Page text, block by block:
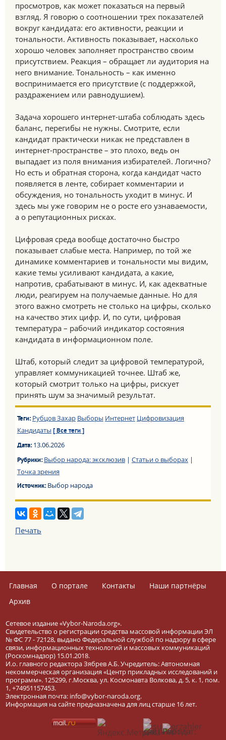
просмотров, как может показаться на первый
взгляд. Я говорю о соотношении трех показателей
вокруг кандидата: его активности, реакции и
тональности. Активность показывает, насколько
хорошо человек заполняет пространство своим
присутствием. Реакция – обращает ли аудитория на
него внимание. Тональность – как именно
воспринимается его присутствие (с поддержкой,
раздражением или равнодушием).
Задача хорошего интернет-штаба соблюдать здесь
баланс, перегибы не нужны. Смотрите, если
кандидат практически никак не представлен в
интернет-пространстве – это плохо, ведь он
выпадает из поля внимания избирателей. Логично?
Но есть и обратная сторона, когда кандидат часто
появляется в ленте, собирает комментарии и
обсуждения, но тональность уходит в минус. И
здесь мы уже говорим не о росте его узнаваемости,
а о репутационных рисках.
Цифровая среда вообще достаточно быстро
показывает слабые места. Например, по той же
динамике комментариев и тональности мы видим,
какие темы усиливают кандидата, а какие,
напротив, срабатывают в минус. И, как адекватные
люди, реагируем на получаемые данные. Но для
этого важно смотреть не столько на цифры, сколько
на качество этих цифр. И, по сути, цифровая
температура – рабочий индикатор состояния
кандидата в информационном поле.
Штаб, который следит за цифровой температурой,
управляет коммуникацией точнее. Штаб же,
который смотрит только на цифры, рискует
принять шум за значимый результат.
Теги: Рубцов Захар Выборы Интернет Цифровизация
Кандидаты [ Все теги ]
Дата:13.06.2026
Рубрики:Выбор народа: эксклюзив| Статьи о выборах|
Точка зрения
Источник:Выбор народа
Печать
Главная О портале Контакты
Наши партнёры
Архив
Сетевое издание «Vybor-Naroda.org».
Свидетельство о регистрации средства массовой информации ЭЛ
№ ФС 77 - 72128, выдано Федеральной службой по надзору в сфере
связи, информационных технологий и массовых коммуникаций
(Роскомнадзор) 15.01.2018.
И.о. главного редактора Зябрев А.Б. Учредитель: Автономная
некоммерческая организация «Центр прикладных исследований и
программ». 125299, г.Москва, ул. Космонавта Волкова, д. 5, к. 1, пом.
1, +74951157453.
Электронная почта: info@vybor-naroda.org.
Информация на сайте предназначена для лиц старше 16 лет.